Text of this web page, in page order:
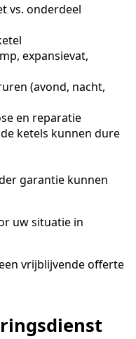
vs. onderdeel
expansievat,
(avond, nacht,
en reparatie
ketels kunnen dure
garantie kunnen
uw situatie in
vrijblijvende offerte